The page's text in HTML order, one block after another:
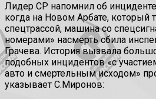
Лидер СР напомнил об
когда на Новом Арбате, который
спецтрассой, машина со
номерами» насмерть сбила
Грачева. История вызвала
подобных инцидентов «с
авто и смертельным исходом»
указывает С.Миронов: